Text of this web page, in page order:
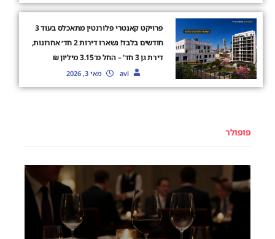
פרויקט קאנטרי פלורנטין מתאכלס בעוד 3
חודשים בלבד! נשארו דירות 2 חד׳ אחרונות,
דירת גן 3 חד' – החל מ־3.15 מיליון ₪
avi מאי 3, 2026
פופולר
השקעות